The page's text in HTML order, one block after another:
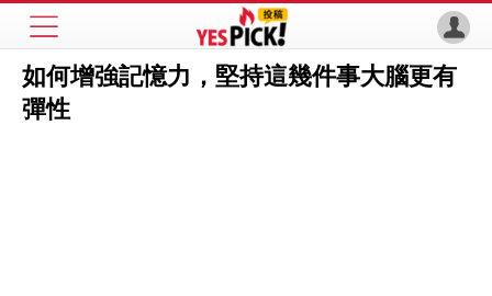
如何增強記憶力，堅持這幾件事大腦更有
彈性